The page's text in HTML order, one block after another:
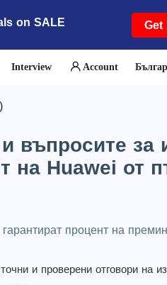
on SALE Get
Interview Account
въпросите за
на Huawei от
процент на
и проверени отговори на